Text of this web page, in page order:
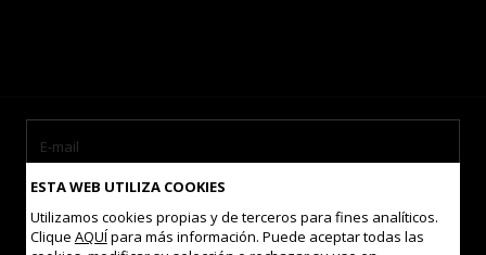
ESTA WEB UTILIZA COOKIES
Utilizamos cookies propias y de terceros para fines analíticos.
Clique AQUÍpara más información. Puede aceptar todas las